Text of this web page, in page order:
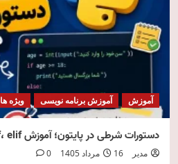
آموزش آموزش برنامه نویسی ویژه ها
دستورات شرطی در پایتون؛ آموزش if، elif و else
مدیر 16 مرداد 1405 0